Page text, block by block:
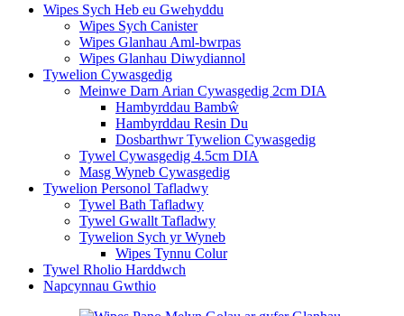
Wipes Sych Heb eu Gwehyddu
Wipes Sych Canister
Wipes Glanhau Aml-bwrpas
Wipes Glanhau Diwydiannol
Tywelion Cywasgedig
Meinwe Darn Arian Cywasgedig 2cm DIA
Hambyrddau Bambŵ
Hambyrddau Resin Du
Dosbarthwr Tywelion Cywasgedig
Tywel Cywasgedig 4.5cm DIA
Masg Wyneb Cywasgedig
Tywelion Personol Tafladwy
Tywel Bath Tafladwy
Tywel Gwallt Tafladwy
Tywelion Sych yr Wyneb
Wipes Tynnu Colur
Tywel Rholio Harddwch
Napcynnau Gwthio